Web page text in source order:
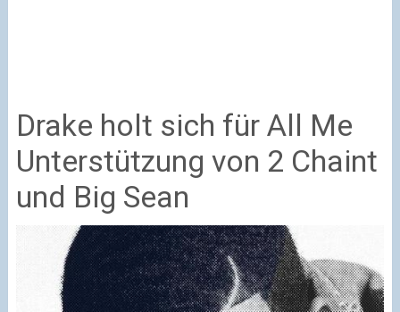
Drake holt sich für All Me
Unterstützung von 2 Chaint
und Big Sean